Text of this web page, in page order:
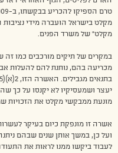
מקלט בישראל הועברה מידי
מקלט” של משרד הפנים.
במקרים של תיקים מורכבים כמו זה
מכריעה בהם, נותנת להם להעלות
יעצר ושמעסיקיו לא יקנסו על כך
מונעת ממבקשי מקלט את הזכויות
אשרה זו מונפקת כיום בעיקר
לעבוד ביקשו ממנו לראות את